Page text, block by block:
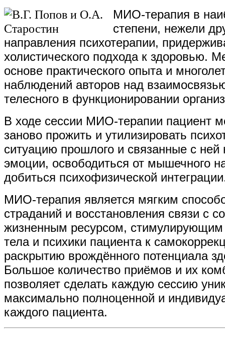
МИО-терапия в
степени, нежели
направления психотерапии,
холистического подхода к здоровью.
основе практического опыта и
наблюдений авторов над
телесного в функционировании
В ходе сессии МИО-терапии пациент
заново прожить и утилизировать
ситуацию прошлого и связанные с ней
эмоции, освободиться от мышечного
добиться психофизической
МИО-терапия является мягким
страданий и восстановления связи с
жизненным ресурсом, стимулирующим
тела и психики пациента к
раскрытию врождённого потенциала
Большое количество приёмов и их
позволяет сделать каждую сессию
максимально полноценной и
каждого пациента.